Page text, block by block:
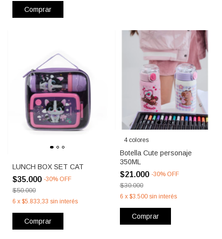
Comprar
LUNCH BOX SET CAT
$35.000 -30% OFF
$50.000
6 x $5.833,33 sin interés
Comprar
4 colores
Botella Cute personaje
350ML
$21.000 -30% OFF
$30.000
6 x $3.500 sin interés
Comprar